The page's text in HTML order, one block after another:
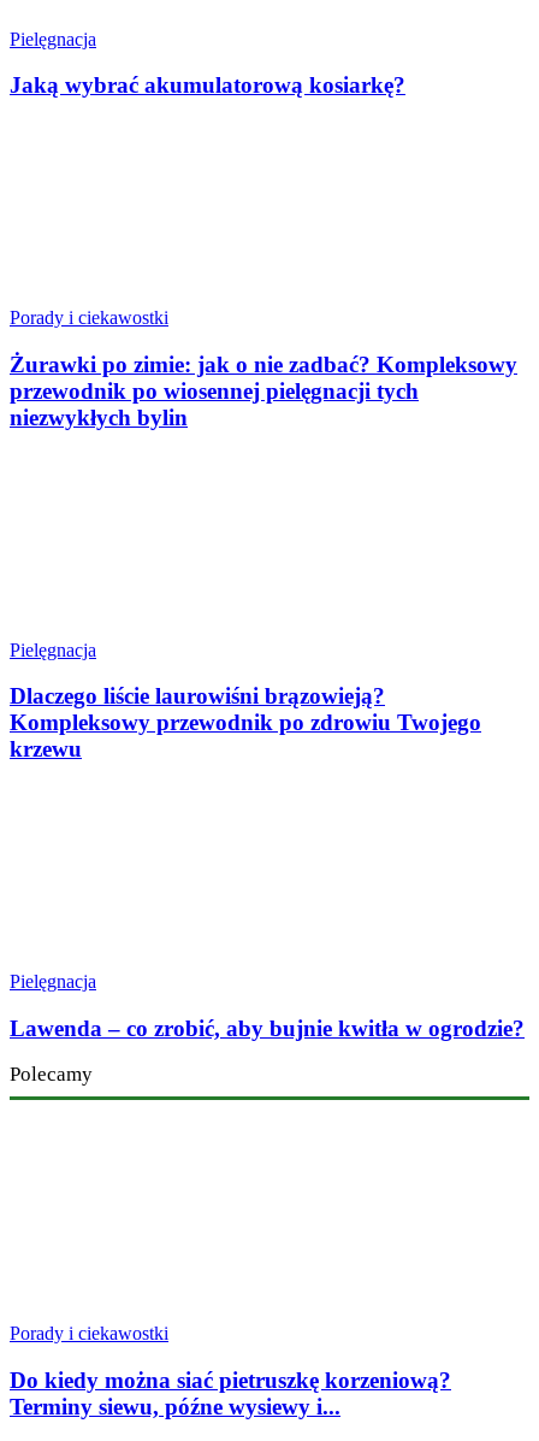
Pielęgnacja
Jaką wybrać akumulatorową kosiarkę?
Porady i ciekawostki
Żurawki po zimie: jak o nie zadbać? Kompleksowy
przewodnik po wiosennej pielęgnacji tych
niezwykłych bylin
Pielęgnacja
Dlaczego liście laurowiśni brązowieją?
Kompleksowy przewodnik po zdrowiu Twojego
krzewu
Pielęgnacja
Lawenda – co zrobić, aby bujnie kwitła w ogrodzie?
Polecamy
Porady i ciekawostki
Do kiedy można siać pietruszkę korzeniową?
Terminy siewu, późne wysiewy i...